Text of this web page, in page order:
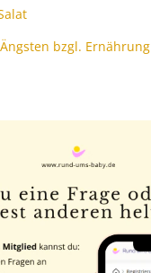
bzgl. Ernährung